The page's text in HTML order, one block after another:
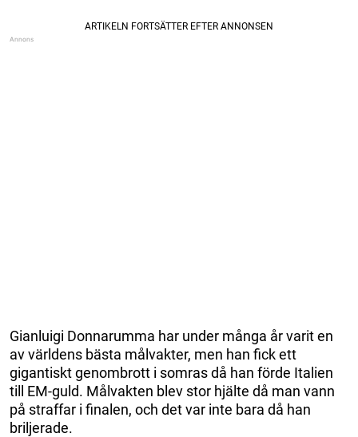
Gianluigi Donnarumma har under många år varit en
av världens bästa målvakter, men han fick ett
gigantiskt genombrott i somras då han förde Italien
till EM-guld. Målvakten blev stor hjälte då man vann
på straffar i finalen, och det var inte bara då han
briljerade.